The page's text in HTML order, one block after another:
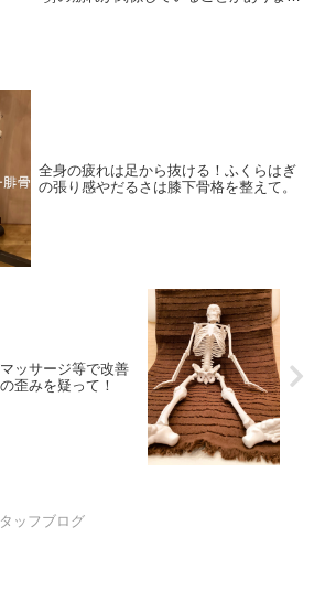
全身の疲れは足から抜ける！ふくらはぎ
の張り感やだるさは膝下骨格を整えて。
ッサージ等で改善
歪みを疑って！
ッフブログ